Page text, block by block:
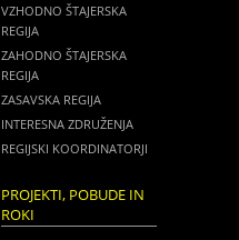
VZHODNO ŠTAJERSKA
REGIJA
ZAHODNO ŠTAJERSKA
REGIJA
ZASAVSKA REGIJA
INTERESNA ZDRUŽENJA
REGIJSKI KOORDINATORJI
PROJEKTI, POBUDE IN
ROKI